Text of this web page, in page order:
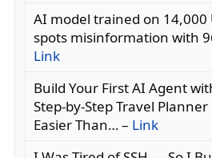
AI model trained on 14,000
spots misinformation with
Link
Build Your First AI Agent
Step-by-Step Travel Planner
Easier Than… – Link